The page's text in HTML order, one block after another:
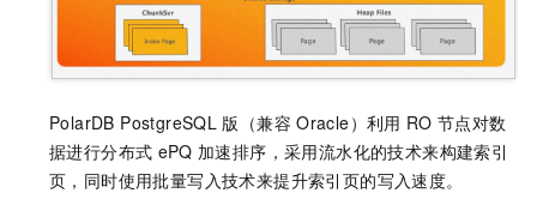
PolarDB PostgreSQL 版（兼容 Oracle） 利用 RO 节点对数
据进行分布式 ePQ 加速排序，采用流水化的技术来构建索引
页，同时使用批量写入技术来提升索引页的写入速度。